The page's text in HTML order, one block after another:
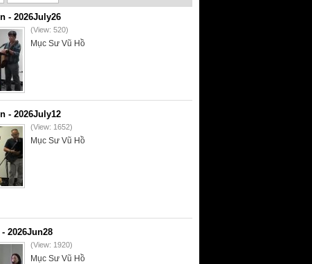
- 2026July26
(View: 520)
Mục Sư Vũ Hồ
- 2026July12
(View: 1652)
Mục Sư Vũ Hồ
2026Jun28
(View: 1920)
Mục Sư Vũ Hồ